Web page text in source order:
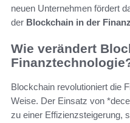
neuen Unternehmen fördert
der Blockchain in der
Wie verändert
Blockchain revolutioniert die
Weise. Der Einsatz von
zu einer Effizienzsteigerung,